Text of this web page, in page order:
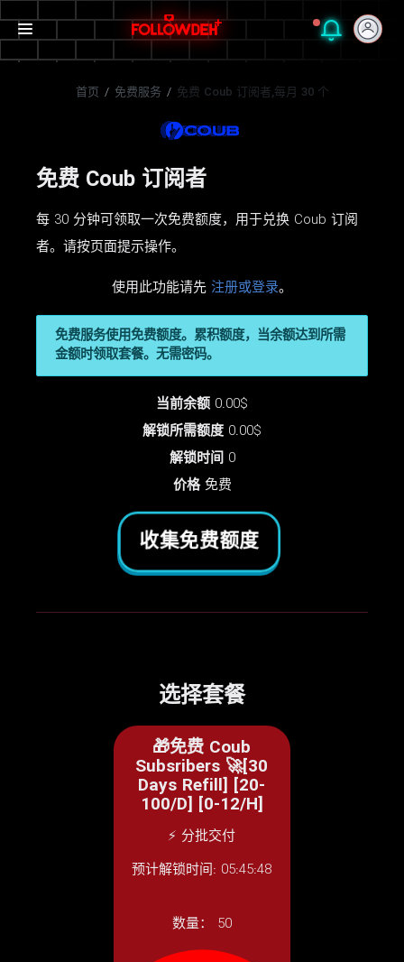
首页 / 免费服务 / 免费 Coub 订阅者,每月 30 个
免费 Coub 订阅者
每 30 分钟可领取一次免费额度，用于兑换 Coub 订阅
者。请按页面提示操作。
使用此功能请先 注册或登录。
免费服务使用免费额度。累积额度，当余额达到所需
金额时领取套餐。无需密码。
当前余额 0.00$
解锁所需额度 0.00$
解锁时间0
价格免费
收集免费额度
选择套餐
🎁免费 Coub
Subsribers 🚀[30
Days Refill] [20-
100/D] [0-12/H]
⚡ 分批交付
预计解锁时间: 05:45:48
数量： 50